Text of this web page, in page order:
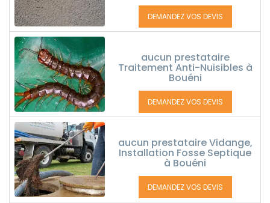
DEMANDEZ VOS DEVIS
aucun prestataire
Traitement Anti-Nuisibles à
Bouéni
DEMANDEZ VOS DEVIS
aucun prestataire Vidange,
Installation Fosse Septique
à Bouéni
DEMANDEZ VOS DEVIS